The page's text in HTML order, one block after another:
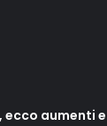
ecco aumenti